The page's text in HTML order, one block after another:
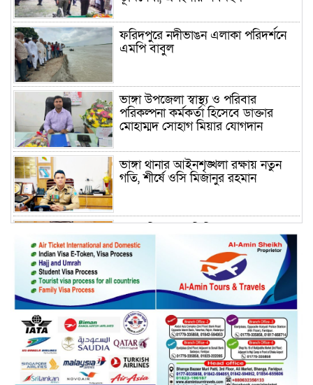
ফরিদপুরে নদীভাঙন এলাকা পরিদর্শনে
এমপি বাবুল
ভাঙ্গা উপজেলা স্বাস্থ্য ও পরিবার
পরিকল্পনা কর্মকর্তা হিসেবে ডাক্তার
মোহাম্মদ সোহাগ মিয়ার যোগদান
ভাঙ্গা থানার আইনশৃঙ্খলা রক্ষায় নতুন
গতি, শীর্ষে ওসি মিজানুর রহমান
(রাজস্ব) আজিম উদ্দিন ভূমি মন্ত্রণালয়ে
পদায়ন
সাবেক এমপির প্রেস সেক্রেটারি রফিকের
ক্ষমতার দাপট ও গণ-অসন্তোষের তথ্য
গায়েব করে ত্রিশাল থানার সাজানো
রিপোর্ট
মুক্তাগাছায় জুলাই শহীদ সামিদের কবর
জিয়ারত ও পৌর কমিটির কার্যক্রম শুরু